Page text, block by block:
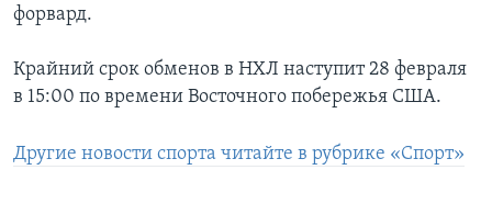
форвард.
Крайний срок обменов в НХЛ наступит 28 февраля
в 15:00 по времени Восточного побережья США.
Другие новости спорта читайте в рубрике «Спорт»